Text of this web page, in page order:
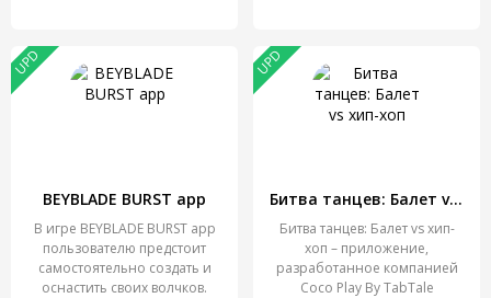
BEYBLADE BURST app
В игре BEYBLADE BURST app
пользователю предстоит
самостоятельно создать и
оснастить своих волчков.
UPD
Битва танцев: Балет vs хип-хоп
Битва танцев: Балет vs хип-
хоп – приложение,
разработанное компанией
Coco Play By TabTale
UPD